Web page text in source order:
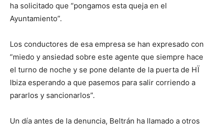
ha solicitado que “pongamos esta queja en el
Ayuntamiento”.
Los conductores de esa empresa se han expresado con
“miedo y ansiedad sobre este agente que siempre hace
el turno de noche y se pone delante de la puerta de HÏ
Ibiza esperando a que pasemos para salir corriendo a
pararlos y sancionarlos”.
Un día antes de la denuncia, Beltrán ha llamado a otros